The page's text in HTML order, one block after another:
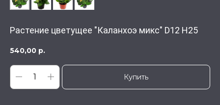
Растение цветущее "Каланхоэ микс" D12 H25
540,00 р.
Купить